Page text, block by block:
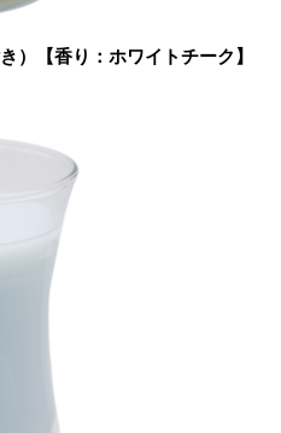
【香り：ホワイトチーク】